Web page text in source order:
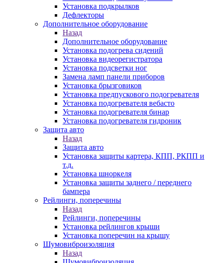
Установка подкрылков
Дефлекторы
Дополнительное оборудование
Назад
Дополнительное оборудование
Установка подогрева сидений
Установка видеорегистратора
Установка подсветки ног
Замена ламп панели приборов
Установка брызговиков
Установка предпускового подогревателя
Установка подогревателя вебасто
Установка подогревателя бинар
Установка подогревателя гидроник
Защита авто
Назад
Защита авто
Установка защиты картера, КПП, РКПП и
т.д.
Установка шноркеля
Установка защиты заднего / переднего
бампера
Рейлинги, поперечины
Назад
Рейлинги, поперечины
Установка рейлингов крыши
Установка поперечин на крышу
Шумовиброизоляция
Назад